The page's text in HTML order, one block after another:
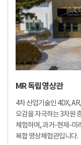
MR 독립영상관
4차 산업기술인 4DX,
오감을 자극하는 3차원
체험하며, 과거-현재-미
복합 영상체험관입니다.